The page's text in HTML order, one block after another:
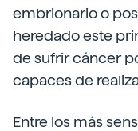
embrionario o
heredado este
de sufrir cáncer
capaces de
Entre los más